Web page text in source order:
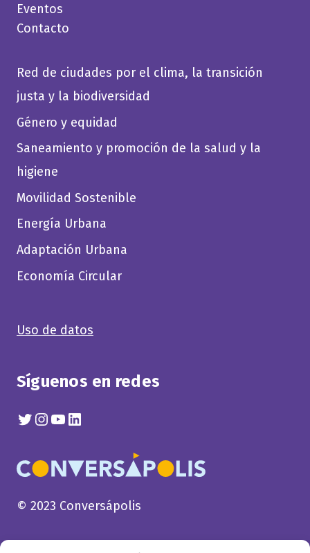
Eventos
Contacto
Red de ciudades por el clima, la transición
justa y la biodiversidad
Género y equidad
Saneamiento y promoción de la salud y la
higiene
Movilidad Sostenible
Energía Urbana
Adaptación Urbana
Economía Circular
Uso de datos
Síguenos en redes
Twitter
Instagram
YouTube
Linkedin
© 2023 Conversápolis